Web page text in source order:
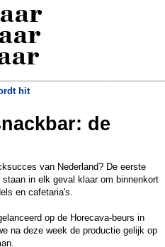
hit
wordt goochelaar bijna fataal
de
van Nederland? De eerste
in elk geval klaar om binnenkort
en cafetaria's.
op de Horecava-beurs in
na deze week de productie gelijk op